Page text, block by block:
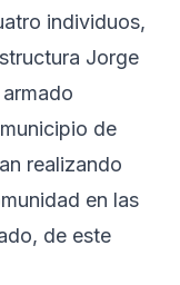
individuos,
Jorge
de
realizando
en las
de este